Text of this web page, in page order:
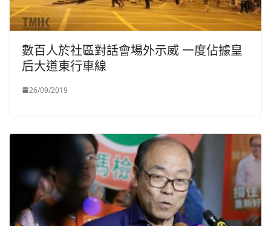
數百人於社區對話會場外示威 一度佔據皇
后大道東行車線
26/09/2019